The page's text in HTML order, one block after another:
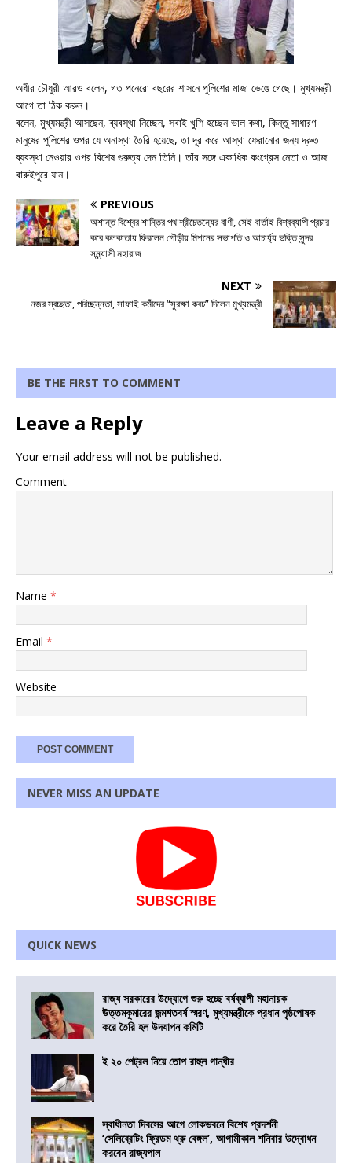
অধীর চৌধুরী আরও বলেন, গত পনেরো বছরের শাসনে পুলিশের মাজা ভেঙে গেছে। মুখ্যমন্ত্রী
আগে তা ঠিক করুন।
বলেন, মুখ্যমন্ত্রী আসছেন, ব্যবস্থা নিচ্ছেন, সবাই খুশি হচ্ছেন ভাল কথা, কিন্তু সাধারণ
মানুষের পুলিশের ওপর যে অনাস্থা তৈরি হয়েছে, তা দূর করে আস্থা ফেরানোর জন্য দ্রুত
ব্যবস্থা নেওয়ার ওপর বিশেষ গুরুত্ব দেন তিনি। তাঁর সঙ্গে একাধিক কংগ্রেস নেতা ও আজ
বারুইপুরে যান।
PREVIOUS
অশান্ত বিশ্বের শান্তির পথ শ্রীচৈতন্যের বাণী, সেই বার্তাই বিশ্বব্যাপী প্রচার
করে কলকাতায় ফিরলেন গৌড়ীয় মিশনের সভাপতি ও আচার্য্য ভক্তি সুন্দর
সন্ন্যাসী মহারাজ
NEXT
নজর স্বচ্ছতা, পরিচ্ছন্নতা, সাফাই কর্মীদের “সুরক্ষা কবচ” দিলেন মুখ্যমন্ত্রী
BE THE FIRST TO COMMENT
Leave a Reply
Your email address will not be published.
Comment
Name *
Email *
Website
NEVER MISS AN UPDATE
QUICK NEWS
রাজ্য সরকারের উদ্যোগে শুরু হচ্ছে বর্ষব্যাপী মহানায়ক
উত্তমকুমারের জন্মশতবর্ষ স্মরণ, মুখ্যমন্ত্রীকে প্রধান পৃষ্ঠপোষক
করে তৈরি হল উদযাপন কমিটি
ই ২০ পেট্রল নিয়ে তোপ রাহুল গান্ধীর
স্বাধীনতা দিবসের আগে লোকভবনে বিশেষ প্রদর্শনী
‘সেলিব্রেটিং ফ্রিডম থ্রু বেঙ্গল’, আগামীকাল শনিবার উদ্বোধন
করবেন রাজ্যপাল